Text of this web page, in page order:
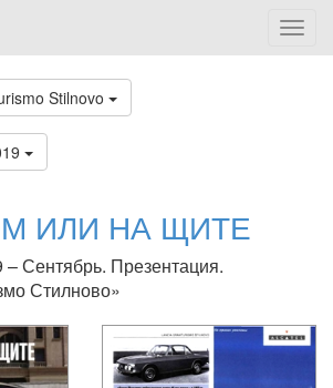
Stilnovo
ИЛИ НА ЩИТЕ
Сентябрь. Презентация.
Стилново»